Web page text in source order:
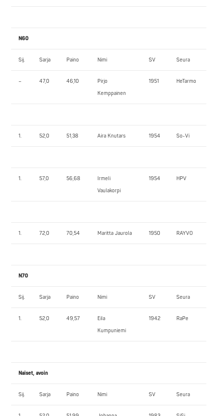
N60
Sij. Sarja Paino Nimi SV Seura
– 47,0 46,10
Pirjo
Kemppainen
1951 HeTarmo
1. 52,0 51,38 Aira Knutars 1954 So-Vi
1. 57,0 56,68
Irmeli
Vaulakorpi
1954 HPV
1. 72,0 70,54 Maritta Jaurola 1950 RAYVO
N70
Sij. Sarja Paino Nimi SV Seura
1. 52,0 49,57
Eila
Kumpuniemi
1942 RaPe
Naiset, avoin
Sij. Sarja Paino Nimi SV Seura